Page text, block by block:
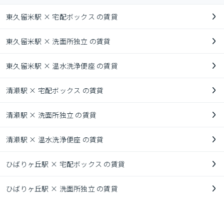
東久留米駅 × 宅配ボックス の賃貸
東久留米駅 × 洗面所独立 の賃貸
東久留米駅 × 温水洗浄便座 の賃貸
清瀬駅 × 宅配ボックス の賃貸
清瀬駅 × 洗面所独立 の賃貸
清瀬駅 × 温水洗浄便座 の賃貸
ひばりヶ丘駅 × 宅配ボックス の賃貸
ひばりヶ丘駅 × 洗面所独立 の賃貸